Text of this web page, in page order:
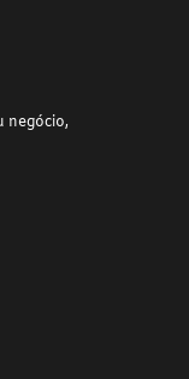
negócio,